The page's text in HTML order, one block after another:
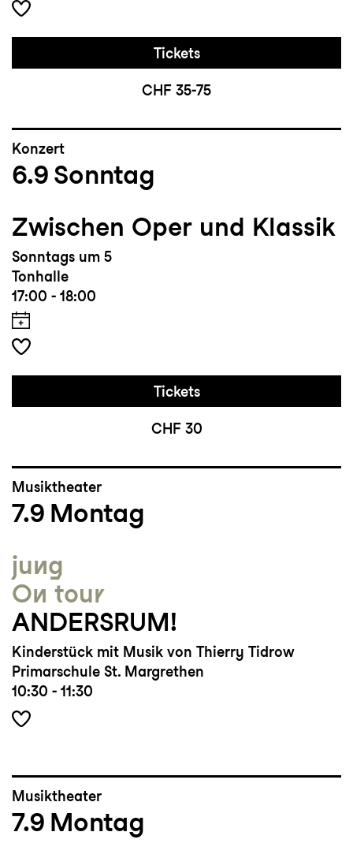
Tickets
CHF 35-75
Konzert
6.9 Sonntag
Zwischen Oper und Klassik
Sonntags um 5
Tonhalle
17:00 - 18:00
Tickets
CHF 30
Musiktheater
7.9 Montag
jung
On tour
ANDERSRUM!
Kinderstück mit Musik von Thierry Tidrow
Primarschule St. Margrethen
10:30 - 11:30
Musiktheater
7.9 Montag